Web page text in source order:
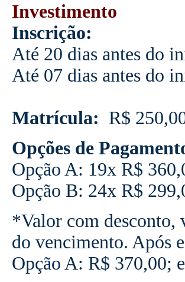
Investimento
Inscrição:
Até 20 dias antes do
Até 07 dias antes do
Matrícula: R$
Opções de
Opção A: 19x R$
Opção B: 24x R$
*Valor com desconto,
do vencimento. Após
Opção A: R$ 370,00;